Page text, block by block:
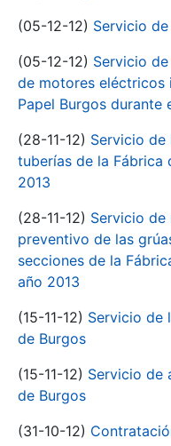
(05-12-12) Servicio
(05-12-12) Servicio
de motores eléctricos
Papel Burgos durante
(28-11-12) Servicio
tuberías de la Fábrica
2013
(28-11-12) Servicio de
preventivo de las
secciones de la
año 2013
(15-11-12) Servicio de
de Burgos
(15-11-12) Servicio de
de Burgos
(31-10-12)